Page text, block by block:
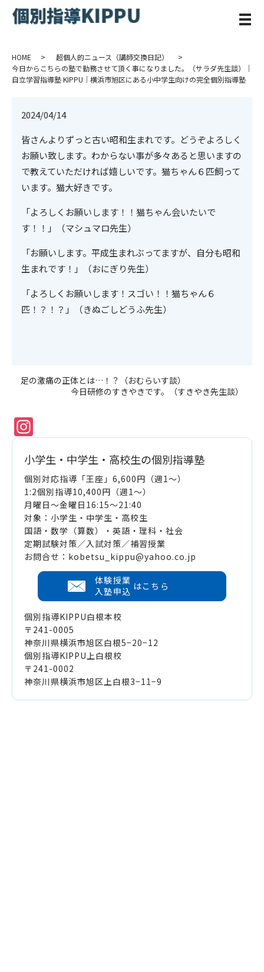
メ
HOME
超個人的ニュース（講師交換日記）
今日からこちらの塾で勤務させて頂く事になりました。（サラダ先生談）｜
自立学習指導塾 KIPPU｜横浜市旭区にある小中学生向けの完全個別指導塾
2024/04/14
皆さんよりずっと古い昭和生まれです。どうぞよろしく
お願い致します。わからない事が多々あると思いますの
で教えていただければ嬉しいです。猫ちゃん６匹飼って
います。猫大好きです。
「よろしくお願いします！！猫ちゃん会いたいで
す！！」（マシュマロ先生）
「お願いします。平成生まれぶってますが、自分も昭和
生まれです！」（おにぎり先生）
「よろしくお願いします！スゴい！！猫ちゃん６
匹！？！？」（きぬごしどうふ先生）
足の激痛の正体とは…！？（おむらいす談）
今日研修のすきやきです。（すきやき先生談）
小学生・中学生・高校生の個別指導塾
個別対応指導「王座」6,600円（週1～）
1:2個別指導10,400円（週1～）
月曜日～金曜日16:15～21:40
対象：小学生・中学生・高校生
国語・数学（算数）・英語・理科・社会
定期試験対策／入試対策／補習授業
お問合せ：kobetsu_kippu@yahoo.co.jp
体験授業
入塾申込 はこちら
個別指導KIPPU白根本校
〒241-0005
神奈川県横浜市旭区白根5−20−12
個別指導KIPPU上白根校
〒241-0002
神奈川県横浜市旭区上白根3−11−9